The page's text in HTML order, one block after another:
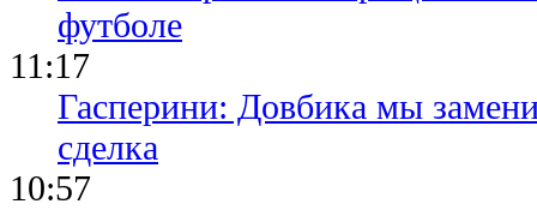
футболе
11:17
Гасперини: Довбика мы
сделка
10:57